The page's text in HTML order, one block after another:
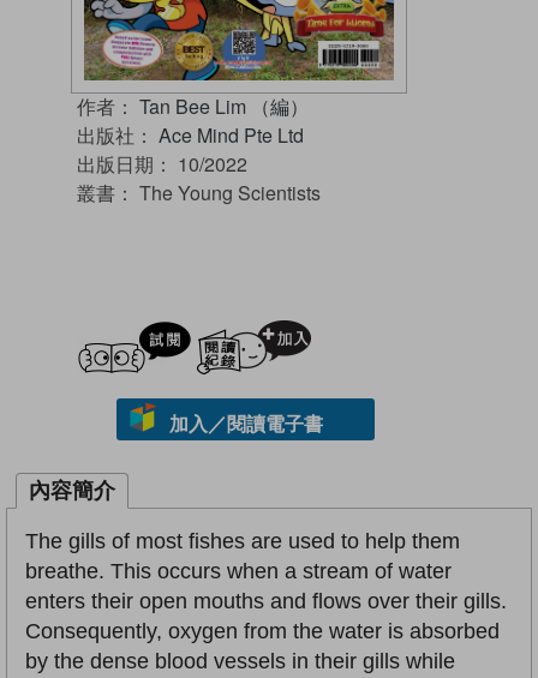
作者： Tan Bee Lim （編）
出版社： Ace Mind Pte Ltd
出版日期： 10/2022
叢書： The Young Scientists
試閲
加入／閱讀電子書
內容簡介
The gills of most fishes are used to help them
breathe. This occurs when a stream of water
enters their open mouths and flows over their gills.
Consequently, oxygen from the water is absorbed
by the dense blood vessels in their gills while